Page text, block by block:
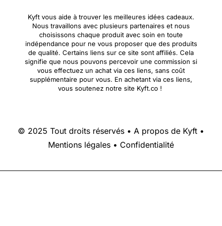
Kyft vous aide à trouver les meilleures idées cadeaux.
Nous travaillons avec plusieurs partenaires et nous
choisissons chaque produit avec soin en toute
indépendance pour ne vous proposer que des produits
de qualité. Certains liens sur ce site sont affiliés. Cela
signifie que nous pouvons percevoir une commission si
vous effectuez un achat via ces liens, sans coût
supplémentaire pour vous. En achetant via ces liens,
vous soutenez notre site Kyft.co !
© 2025 Tout droits réservés • A propos de Kyft •
Mentions légales • Confidentialité